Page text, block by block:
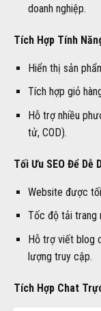
doanh nghiệp.
Tích Hợp Tính
Hiển thị sản
Tích hợp giỏ
Hỗ trợ nhiều
tử, COD).
Tối Ưu SEO Để Dễ
Website được
Tốc độ tải trang
Hỗ trợ viết blog
lượng truy cập.
Tích Hợp Chat